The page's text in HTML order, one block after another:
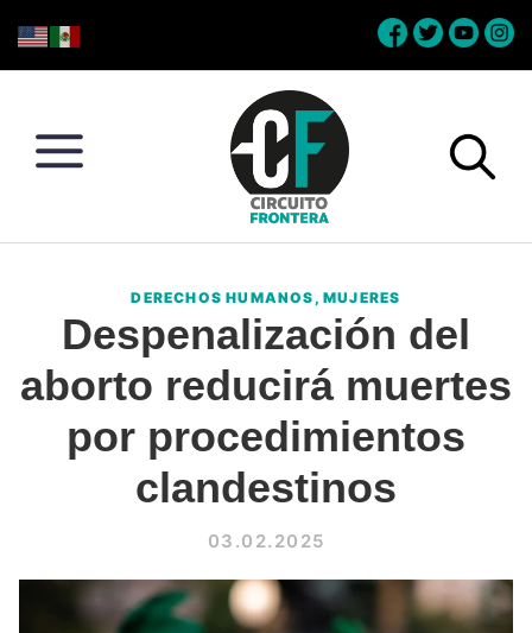
to
to
to
to
Conéctate
la
frontera
DERECHOS HUMANOS ,MUJERES
Despenalización del
aborto reducirá muertes
por procedimientos
clandestinos
03.02.2025